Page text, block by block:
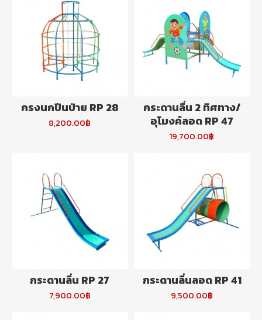
กรงนกปีนป่าย RP 28
8,200.00฿
กระดานลื่น 2 ทิศทาง/
อุโมงค์ลอด RP 47
19,700.00฿
กระดานลื่น RP 27
7,900.00฿
กระดานลื่นลอด RP 41
9,500.00฿